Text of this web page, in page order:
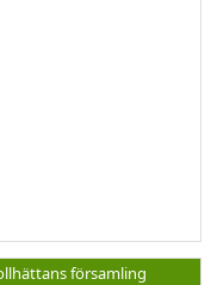
församling